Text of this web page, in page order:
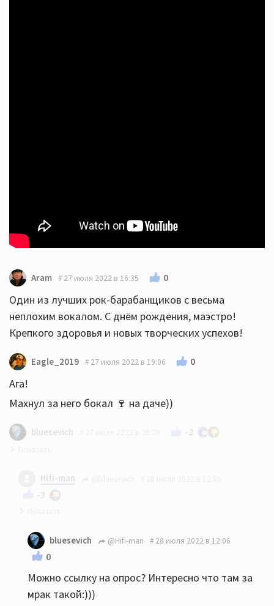
Aram 27 июля 2022 в 16:35 0
Один из лучших рок-барабанщиков с весьма
неплохим вокалом. С днём рождения, маэстро!
Крепкого здоровья и новых творческих успехов!
Eagle_2019 27 июля 2022 в 19:06 0
Ага!
Махнул за него бокал 🍷 на даче))
bluesevich -2
Тейлор со своими 73 ещё подросток, многия им
обоим лета!
Hifi-man
-3
Кстати, роллингам - 60 лет. И в британии сейчас
все журналы пестрят их фотками, 70т. билетов
раскуплены на концерт. И к этому решили
приурочить опрос о самой величайшей группе,
надеясь, что роллинги наконец-то обгонят
bluesevich @Hifi-man 28 июля 2022 в 12:06
0
Можно ссылку на опрос? Интересно что там за
мрак такой:)))